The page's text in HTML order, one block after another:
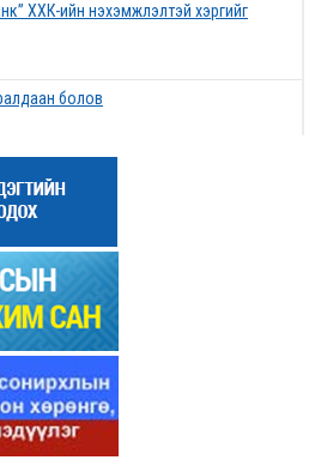
ХХК-ийн нэхэмжлэлтэй хэргийг
болов
хяналтын шатны шүүх хуралдаанаар
болно
хуралдлаа
газрын даргаар С.Заяадэлгэрийг